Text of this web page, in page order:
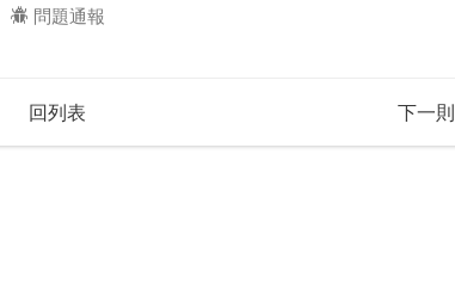
問題通報
回列表 下一則